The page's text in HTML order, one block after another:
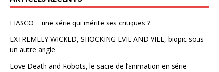
FIASCO – une série qui mérite ses critiques ?
EXTREMELY WICKED, SHOCKING EVIL AND VILE, biopic sous
un autre angle
Love Death and Robots, le sacre de l’animation en série